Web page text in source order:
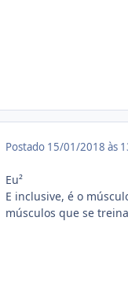
Postado 15/01/2018 às
Eu²
E inclusive, é o
músculos que se